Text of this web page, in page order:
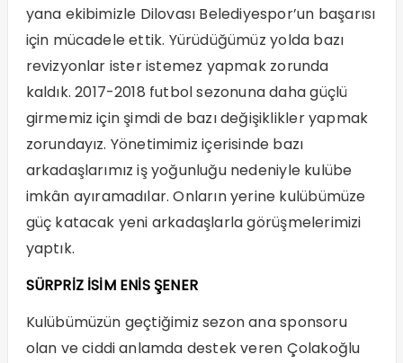
yana ekibimizle Dilovası Belediyespor’un başarısı
için mücadele ettik. Yürüdüğümüz yolda bazı
revizyonlar ister istemez yapmak zorunda
kaldık. 2017-2018 futbol sezonuna daha güçlü
girmemiz için şimdi de bazı değişiklikler yapmak
zorundayız. Yönetimimiz içerisinde bazı
arkadaşlarımız iş yoğunluğu nedeniyle kulübe
imkân ayıramadılar. Onların yerine kulübümüze
güç katacak yeni arkadaşlarla görüşmelerimizi
yaptık.
SÜRPRİZ İSİM ENİS ŞENER
Kulübümüzün geçtiğimiz sezon ana sponsoru
olan ve ciddi anlamda destek veren Çolakoğlu